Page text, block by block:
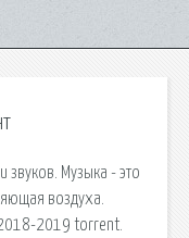
звуков. Музыка - это
воздуха.
2018-2019 torrent.